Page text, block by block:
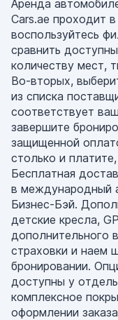
Аренда
Cars.ae проходит
воспользуйтесь
сравнить
количеству мест,
Во-вторых,
из списка
соответствует
завершите
защищенной
столько и
Бесплатная
в международный
Бизнес-Бэй.
детские кресла,
дополнительного
страховки и наем
бронировании.
доступны у
комплексное
оформлении